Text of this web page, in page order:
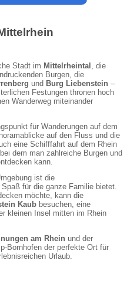
Stadt im Mittelrheintal
, die
Burgen, die
und Burg Liebenstein –
Festungen thronen hoch
Wanderweg miteinander
für Wanderungen auf dem
auf den Fluss und die
eine Schifffahrt auf dem Rhein
dem man zahlreiche Burgen und
kann.
ist die
Spaß für die ganze Familie bietet.
möchte, kann die
Kaub besuchen, eine
kleinen Insel mitten im Rhein
am Rhein und der
Bornhofen der perfekte Ort für
Urlaub.